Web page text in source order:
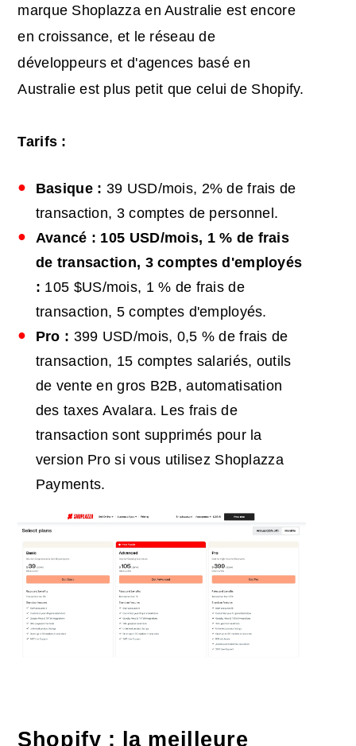
marque Shoplazza en Australie est encore
en croissance, et le réseau de
développeurs et d'agences basé en
Australie est plus petit que celui de Shopify.
Tarifs :
Basique : 39 USD/mois, 2% de frais de
transaction, 3 comptes de personnel.
Avancé : 105 USD/mois, 1 % de frais
de transaction, 3 comptes d'employés
: 105 $US/mois, 1 % de frais de
transaction, 5 comptes d'employés.
Pro : 399 USD/mois, 0,5 % de frais de
transaction, 15 comptes salariés, outils
de vente en gros B2B, automatisation
des taxes Avalara. Les frais de
transaction sont supprimés pour la
version Pro si vous utilisez Shoplazza
Payments.
Shopify : la meilleure